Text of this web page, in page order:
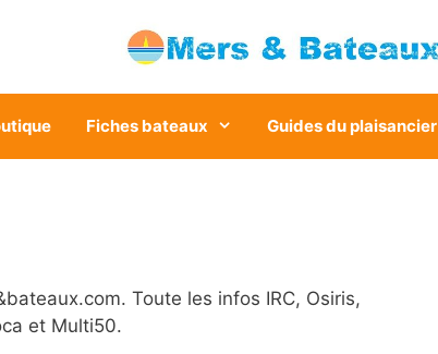
Fiches bateaux Guides du plaisancier
Toute les infos IRC, Osiris,
et Multi50.